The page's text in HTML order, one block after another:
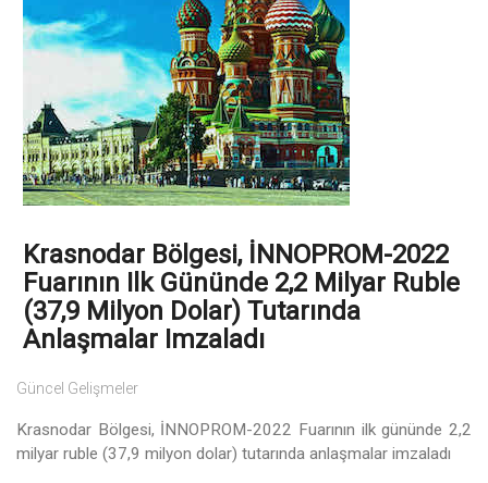
Krasnodar Bölgesi, İNNOPROM-2022
Fuarının Ilk Gününde 2,2 Milyar Ruble
(37,9 Milyon Dolar) Tutarında
Anlaşmalar Imzaladı
Güncel Gelişmeler
Krasnodar Bölgesi, İNNOPROM-2022 Fuarının ilk gününde 2,2
milyar ruble (37,9 milyon dolar) tutarında anlaşmalar imzaladı